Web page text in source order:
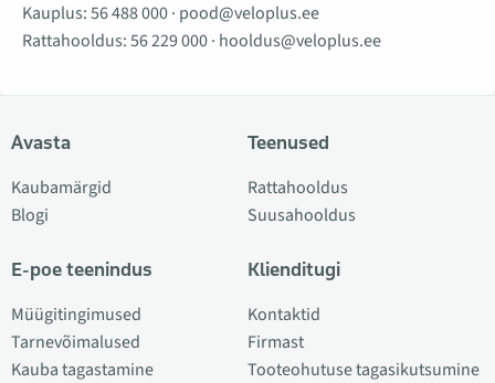
Kauplus:56 488 000· pood@veloplus.ee
Rattahooldus:56 229 000· hooldus@veloplus.ee
Avasta
Kaubamärgid
Blogi
E-poe teenindus
Müügitingimused
Tarnevõimalused
Kauba tagastamine
Teenused
Rattahooldus
Suusahooldus
Klienditugi
Kontaktid
Firmast
Tooteohutuse tagasikutsumine